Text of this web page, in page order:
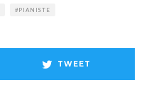
PIANISTE
TWEET